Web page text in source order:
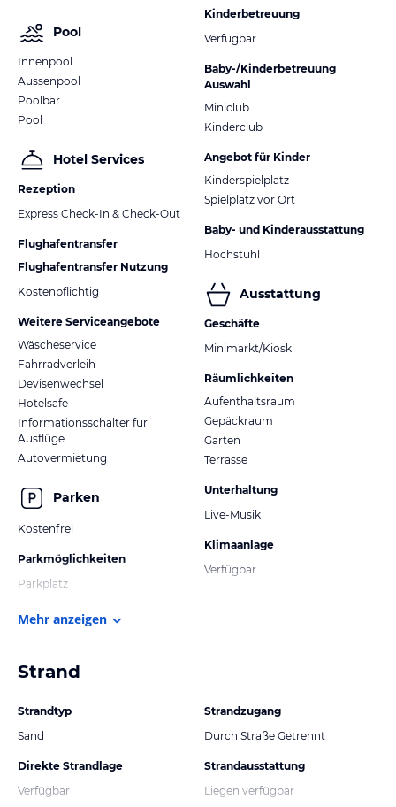
Pool
Innenpool
Aussenpool
Poolbar
Pool
Hotel Services
Rezeption
Express Check-In & Check-Out
Flughafentransfer
Flughafentransfer Nutzung
Kostenpflichtig
Weitere Serviceangebote
Wäscheservice
Fahrradverleih
Devisenwechsel
Hotelsafe
Informationsschalter für
Ausflüge
Autovermietung
Parken
Kostenfrei
Parkmöglichkeiten
Parkplatz
Kinderbetreuung
Verfügbar
Baby-/Kinderbetreuung
Auswahl
Miniclub
Kinderclub
Angebot für Kinder
Kinderspielplatz
Spielplatz vor Ort
Baby- und Kinderausstattung
Hochstuhl
Ausstattung
Geschäfte
Minimarkt/Kiosk
Räumlichkeiten
Aufenthaltsraum
Gepäckraum
Garten
Terrasse
Unterhaltung
Live-Musik
Klimaanlage
Verfügbar
Mehr anzeigen
Strand
Strandtyp
Sand
Direkte Strandlage
Verfügbar
Strandzugang
Durch Straße Getrennt
Strandausstattung
Liegen verfügbar